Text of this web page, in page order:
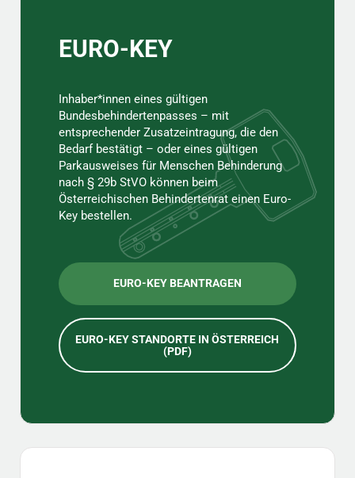
EURO-KEY
Inhaber*innen eines gültigen
Bundesbehindertenpasses – mit
entsprechender Zusatzeintragung, die den
Bedarf bestätigt – oder eines gültigen
Parkausweises für Menschen Behinderung
nach § 29b StVO können beim
Österreichischen Behindertenrat einen Euro-
Key bestellen.
EURO-KEY BEANTRAGEN
EURO-KEY STANDORTE IN ÖSTERREICH
(PDF)